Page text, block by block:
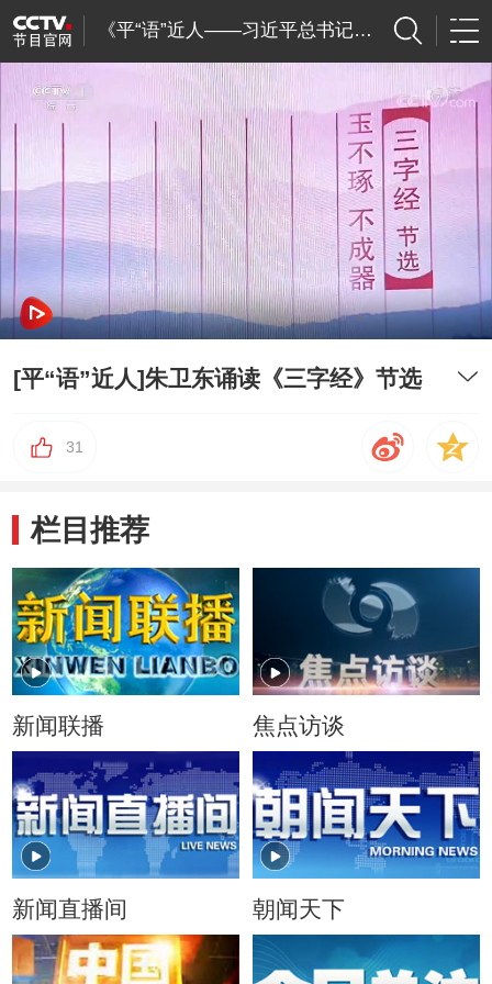
《平“语”近人——习近平总书记用典》
[平“语”近人]朱卫东诵读《三字经》节选
31
栏目推荐
新闻联播 焦点访谈
新闻直播间 朝闻天下